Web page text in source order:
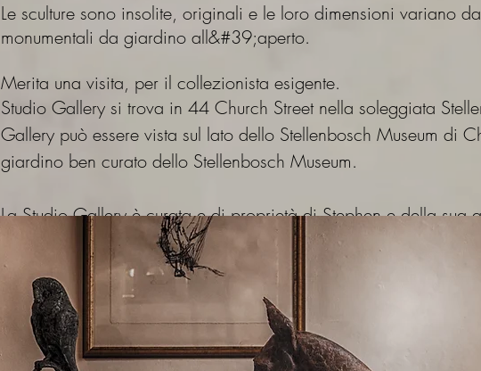
Le sculture sono insolite, originali e le loro dimensioni variano
monumentali da giardino all&#39;aperto.
Merita una visita, per il collezionista esigente.
Studio Gallery si trova in 44 Church Street nella soleggiata
Gallery può essere vista sul lato dello Stellenbosch Museum di
giardino ben curato dello Stellenbosch Museum.
La Studio Gallery è curata e di proprietà di Stephen e della